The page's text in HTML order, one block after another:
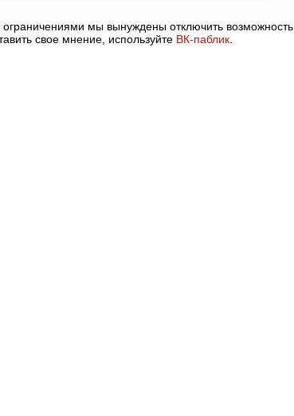
ограничениями мы вынуждены отключить возможность
свое мнение, используйте ВК-паблик